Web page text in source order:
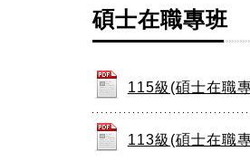
碩士在職專班
115級(碩士在職
113級(碩士在職